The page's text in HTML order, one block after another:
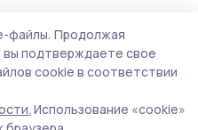
файлы. Продолжая
вы подтверждаете свое
cookie в соответствии
Использование «cookie»